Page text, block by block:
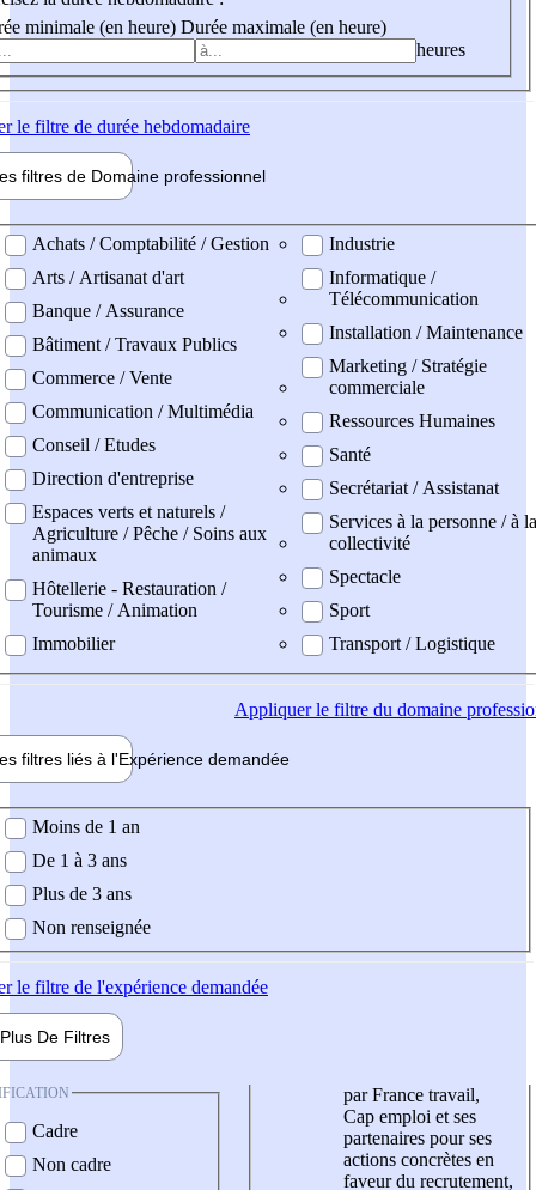
minimale (en heure) Durée maximale (en heure)
heures
le filtre de durée hebdomadaire
filtres de Domaine professionnel
professionel
Achats / Comptabilité / Gestion
Arts / Artisanat d'art
Banque / Assurance
Bâtiment / Travaux Publics
Commerce / Vente
Communication / Multimédia
Conseil / Etudes
Direction d'entreprise
Espaces verts et naturels /
Agriculture / Pêche / Soins aux
animaux
Hôtellerie - Restauration /
Tourisme / Animation
Immobilier
Industrie
Informatique /
Télécommunication
Installation / Maintenance
Marketing / Stratégie
commerciale
Ressources Humaines
Santé
Secrétariat / Assistanat
Services à la personne / à la
collectivité
Spectacle
Sport
Transport / Logistique
Appliquerle filtre du domaine
filtres liés à l'Expérience demandée
demandée
Moins de 1 an
De 1 à 3 ans
Plus de 3 ans
Non renseignée
le filtre de l'expérience demandée
Plus De Filtres
Cadre
Non cadre
par France travail,
Cap emploi et ses
partenaires pour ses
actions concrètes en
faveur du recrutement,